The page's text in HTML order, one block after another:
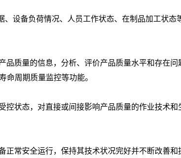
设备负荷情况、人员工作状态、在制品加工状态
品质量的信息，分析、评价产品质量水平和存在问
命周期质量监控等功能。
控状态，对直接或间接影响产品质量的作业技术和
正常安全运行，保持其技术状况完好并不断改善和